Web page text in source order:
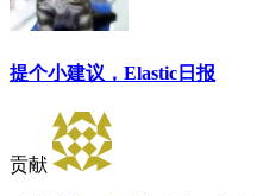
提个小建议，Elastic日报
贡献